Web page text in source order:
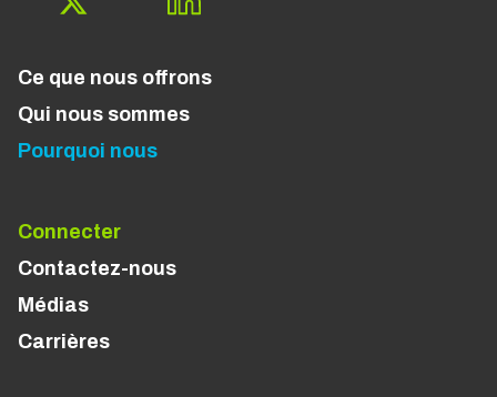
Ce que nous offrons
Qui nous sommes
Pourquoi nous
Connecter
Contactez-nous
Médias
Carrières